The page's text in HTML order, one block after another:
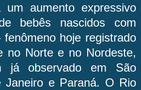
um aumento expressivo
bebês nascidos com
fenômeno hoje registrado
no Norte e no Nordeste,
já observado em São
Janeiro e Paraná. O Rio